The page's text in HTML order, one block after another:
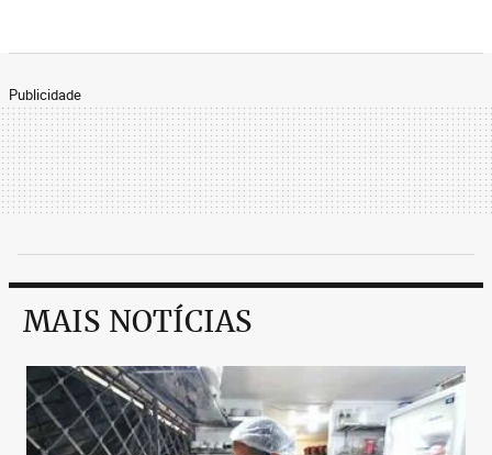
Publicidade
MAIS NOTÍCIAS